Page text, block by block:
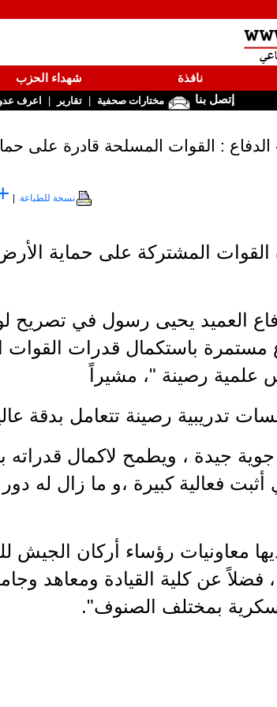
نافذة شهداء الحزب
إتصل بنا مختارات صحفية | تقارير | اعرف
الدفاع : القوات المسلحة قادرة على
نسخة للطباعة
القوات المشتركة على حماية
العميد يحيى رسول في تصريح
مستمرة باستكمال قدرات القوات
رصينة "، مشيراً
تدريبية رصينة تتعامل بدقة
جيدة ، ويطمح لاكمال قدراته
فعالية كبيرة ،و ما زال له
معاونيات رؤساء أركان الجيش
عن كلية القيادة ومعاهد
بمختلف الصنوف".